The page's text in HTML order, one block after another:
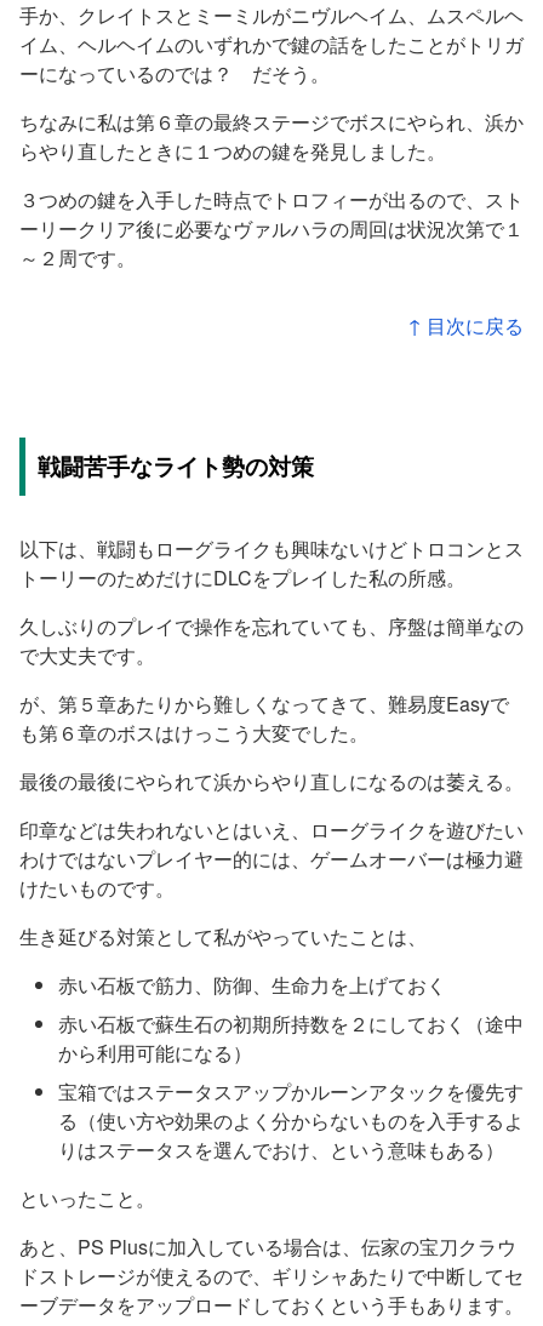
手か、クレイトスとミーミルがニヴルヘイム、ムスペルヘ
イム、ヘルヘイムのいずれかで鍵の話をしたことがトリガ
ーになっているのでは？ だそう。
ちなみに私は第６章の最終ステージでボスにやられ、浜か
らやり直したときに１つめの鍵を発見しました。
３つめの鍵を入手した時点でトロフィーが出るので、スト
ーリークリア後に必要なヴァルハラの周回は状況次第で１
～２周です。
↑ 目次に戻る
戦闘苦手なライト勢の対策
以下は、戦闘もローグライクも興味ないけどトロコンとス
トーリーのためだけにDLCをプレイした私の所感。
久しぶりのプレイで操作を忘れていても、序盤は簡単なの
で大丈夫です。
が、第５章あたりから難しくなってきて、難易度Easyで
も第６章のボスはけっこう大変でした。
最後の最後にやられて浜からやり直しになるのは萎える。
印章などは失われないとはいえ、ローグライクを遊びたい
わけではないプレイヤー的には、ゲームオーバーは極力避
けたいものです。
生き延びる対策として私がやっていたことは、
赤い石板で筋力、防御、生命力を上げておく
赤い石板で蘇生石の初期所持数を２にしておく（途中
から利用可能になる）
宝箱ではステータスアップかルーンアタックを優先す
る（使い方や効果のよく分からないものを入手するよ
りはステータスを選んでおけ、という意味もある）
といったこと。
あと、PS Plusに加入している場合は、伝家の宝刀クラウ
ドストレージが使えるので、ギリシャあたりで中断してセ
ーブデータをアップロードしておくという手もあります。